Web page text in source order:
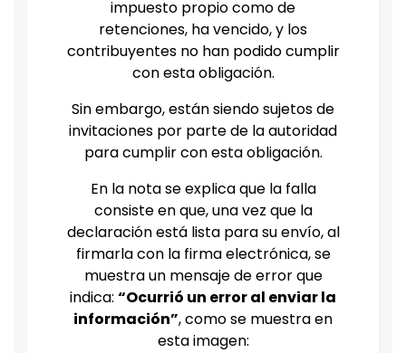
impuesto propio como de
retenciones, ha vencido, y los
contribuyentes no han podido cumplir
con esta obligación.
Sin embargo, están siendo sujetos de
invitaciones por parte de la autoridad
para cumplir con esta obligación.
En la nota se explica que la falla
consiste en que, una vez que la
declaración está lista para su envío, al
firmarla con la firma electrónica, se
muestra un mensaje de error que
indica: “Ocurrió un error al enviar la
información”, como se muestra en
esta imagen: